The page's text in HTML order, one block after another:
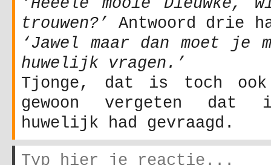
‘Heeele mooie
trouwen?’
Antwoord drie
‘Jawel maar dan moet je
huwelijk vragen.’
Tjonge, dat is toch
gewoon vergeten
huwelijk had gevraagd.